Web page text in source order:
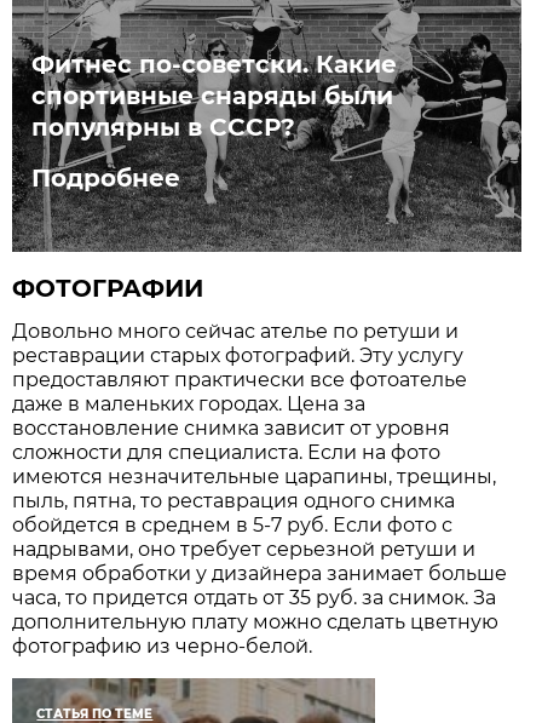
Фитнес по-советски. Какие
спортивные снаряды были
популярны в СССР?
Подробнее
ФОТОГРАФИИ
Довольно много сейчас ателье по ретуши и
реставрации старых фотографий. Эту услугу
предоставляют практически все фотоателье
даже в маленьких городах. Цена за
восстановление снимка зависит от уровня
сложности для специалиста. Если на фото
имеются незначительные царапины, трещины,
пыль, пятна, то реставрация одного снимка
обойдется в среднем в 5-7 руб. Если фото с
надрывами, оно требует серьезной ретуши и
время обработки у дизайнера занимает больше
часа, то придется отдать от 35 руб. за снимок. За
дополнительную плату можно сделать цветную
фотографию из черно-белой.
СТАТЬЯ ПО ТЕМЕ